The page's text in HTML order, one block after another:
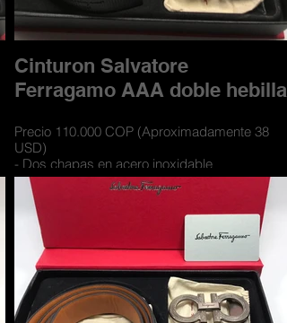
Cinturon Salvatore
Ferragamo AAA doble hebilla
Precio 110.000 COP (Aproximadamente 38
USD)
- Dos chapas en acero inoxidable
- Cinturones con materiales de cueros y textil
- Cuero doble faz para usarse por los 2 lados
- Incluye caja de lujo contramarcada y con
compartimiento para las hebillas